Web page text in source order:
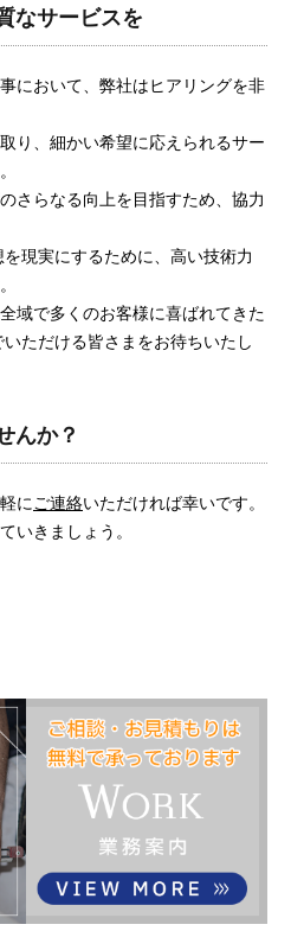
なサービスを
において、弊社はヒアリングを非
り、細かい希望に応えられるサー
さらなる向上を目指すため、協力
現実にするために、高い技術力
域で多くのお客様に喜ばれてきた
ただける皆さまをお待ちいたし
んか？
にご連絡いただければ幸いです。
いきましょう。